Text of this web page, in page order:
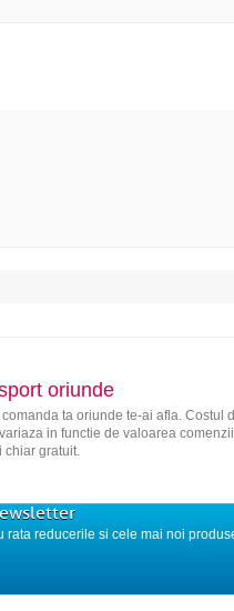
oriunde
comanda ta oriunde te-ai afla. Costul
in functie de valoarea
chiar gratuit.
rata reducerile si cele mai noi